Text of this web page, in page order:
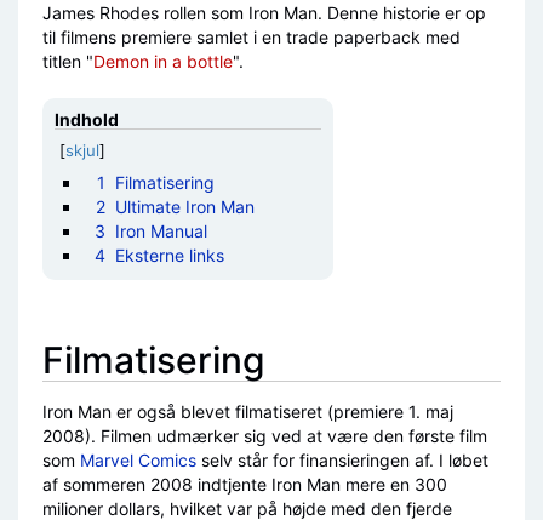
James Rhodes rollen som Iron Man. Denne historie er op
til filmens premiere samlet i en trade paperback med
titlen "Demon in a bottle".
Indhold
[skjul]
1
Filmatisering
2 Ultimate Iron Man
3 Iron Manual
4 Eksterne links
Filmatisering
Iron Man er også blevet filmatiseret (premiere 1. maj
2008). Filmen udmærker sig ved at være den første film
som Marvel Comics selv står for finansieringen af. I løbet
af sommeren 2008 indtjente Iron Man mere en 300
milioner dollars, hvilket var på højde med den fjerde